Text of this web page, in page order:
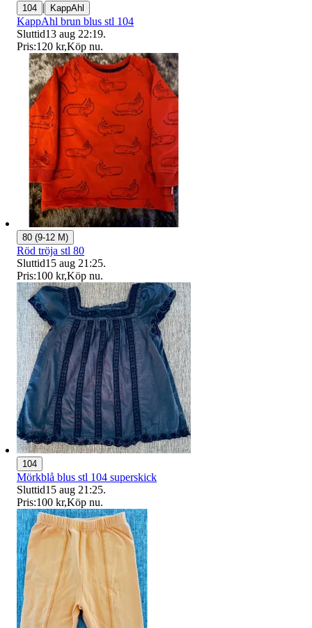
104 | KappAhl
KappAhl brun blus stl 104
Sluttid13 aug 22:19.
Pris:120 kr,Köp nu.
80 (9-12 M)
Röd tröja stl 80
Sluttid15 aug 21:25.
Pris:100 kr,Köp nu.
104
Mörkblå blus stl 104 superskick
Sluttid15 aug 21:25.
Pris:100 kr,Köp nu.